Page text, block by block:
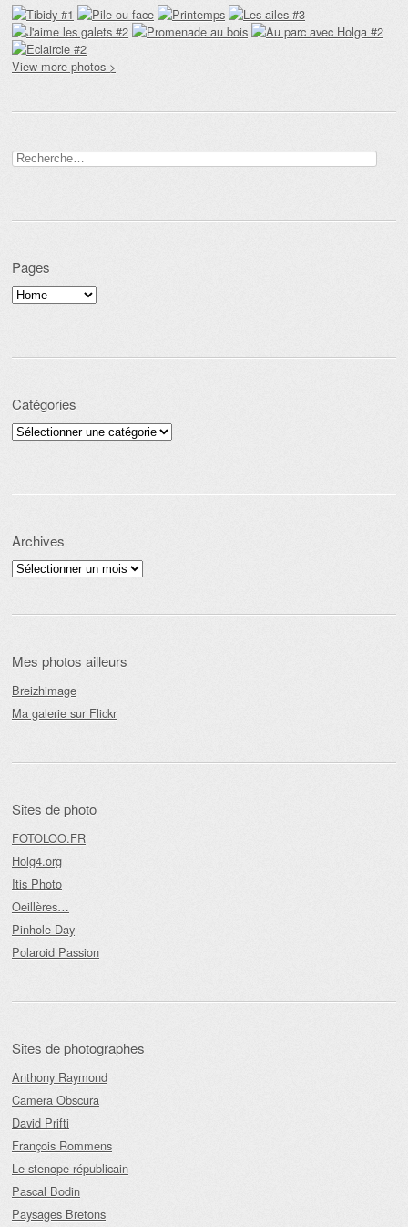
View more photos >
Rechercher :
Pages
Catégories
Catégories
Archives
Archives
Mes photos ailleurs
Breizhimage
Ma galerie sur Flickr
Sites de photo
FOTOLOO.FR
Holg4.org
Itis Photo
Oeillères…
Pinhole Day
Polaroid Passion
Sites de photographes
Anthony Raymond
Camera Obscura
David Prifti
François Rommens
Le stenope républicain
Pascal Bodin
Paysages Bretons